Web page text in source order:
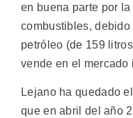
en buena parte por
combustibles,
petróleo (de 159
vende en el mercado
Lejano ha quedado
que en abril del año